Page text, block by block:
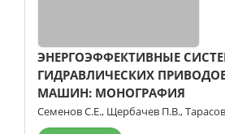
ЭНЕРГОЭФФЕКТИВНЫЕ
ГИДРАВЛИЧЕСКИХ
МАШИН: МОНОГРАФИЯ
Семенов С.Е., Щербачев П.В.,